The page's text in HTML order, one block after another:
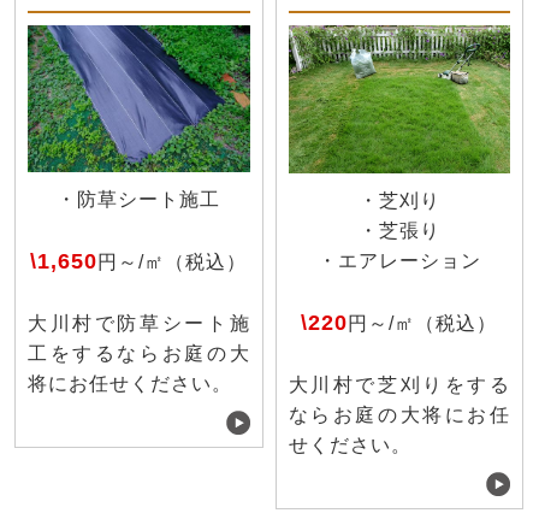
・防草シート施工
\1,650円～/㎡（税込）
大川村で防草シート施
工をするならお庭の大
将にお任せください。
・芝刈り
・芝張り
・エアレーション
\220円～/㎡（税込）
大川村で芝刈りをする
ならお庭の大将にお任
せください。